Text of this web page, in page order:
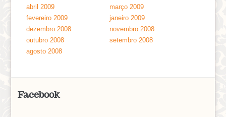
abril 2009
março 2009
fevereiro 2009
janeiro 2009
dezembro 2008
novembro 2008
outubro 2008
setembro 2008
agosto 2008
Facebook